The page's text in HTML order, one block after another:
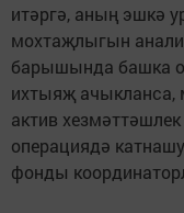
итәргә, аның эшкә
мохтаҗлыгын
барышында башка
ихтыяҗ ачыкланса,
актив
операциядә
фонды